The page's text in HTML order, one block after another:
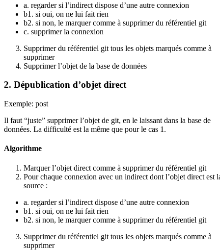
a. regarder si l’indirect dispose d’une autre connexion
b1. si oui, on ne lui fait rien
b2. si non, le marquer comme à supprimer du référentiel git
c. supprimer la connexion
Supprimer du référentiel git tous les objets marqués comme à
supprimer
Supprimer l’objet de la base de données
2. Dépublication d’objet direct
Exemple: post
Il faut “juste” supprimer l’objet de git, en le laissant dans la base de
données. La difficulté est la même que pour le cas 1.
Algorithme
Marquer l’objet direct comme à supprimer du référentiel git
Pour chaque connexion avec un indirect dont l’objet direct est
source :
a. regarder si l’indirect dispose d’une autre connexion
b1. si oui, on ne lui fait rien
b2. si non, le marquer comme à supprimer du référentiel git
Supprimer du référentiel git tous les objets marqués comme à
supprimer